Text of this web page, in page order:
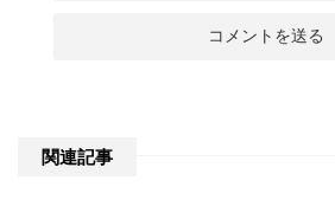
関連記事